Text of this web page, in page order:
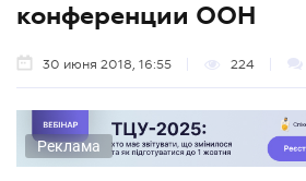
конференции ООН
30 июня 2018, 16:55 224
Реклама